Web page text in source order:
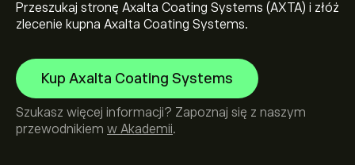
Przeszukaj stronę Axalta Coating Systems (AXTA) i złóż
zlecenie kupna Axalta Coating Systems.
Kup Axalta Coating Systems
Szukasz więcej informacji? Zapoznaj się z naszym
przewodnikiem w Akademii.